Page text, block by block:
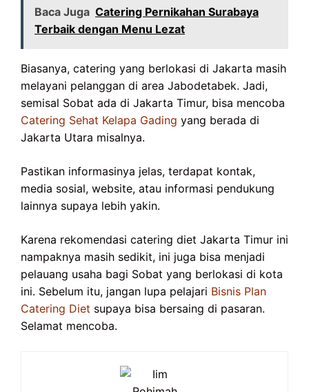
Baca Juga Catering Pernikahan Surabaya
Terbaik dengan Menu Lezat
Biasanya, catering yang berlokasi di Jakarta masih
melayani pelanggan di area Jabodetabek. Jadi,
semisal Sobat ada di Jakarta Timur, bisa mencoba
Catering Sehat Kelapa Gading yang berada di
Jakarta Utara misalnya.
Pastikan informasinya jelas, terdapat kontak,
media sosial, website, atau informasi pendukung
lainnya supaya lebih yakin.
Karena rekomendasi catering diet Jakarta Timur ini
nampaknya masih sedikit, ini juga bisa menjadi
pelauang usaha bagi Sobat yang berlokasi di kota
ini. Sebelum itu, jangan lupa pelajari Bisnis Plan
Catering Diet supaya bisa bersaing di pasaran.
Selamat mencoba.